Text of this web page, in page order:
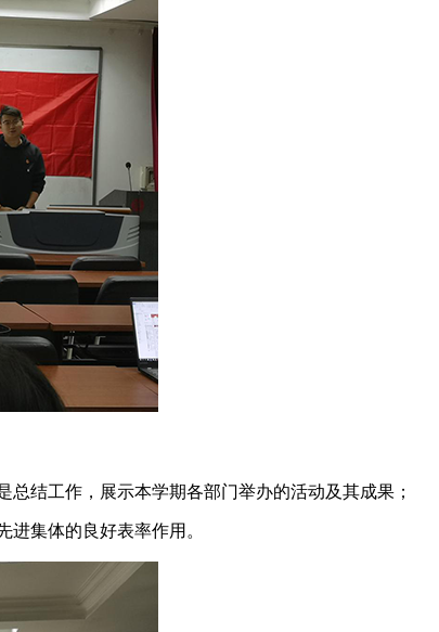
结工作，展示本学期各部门举办的活动及其成果；
集体的良好表率作用。